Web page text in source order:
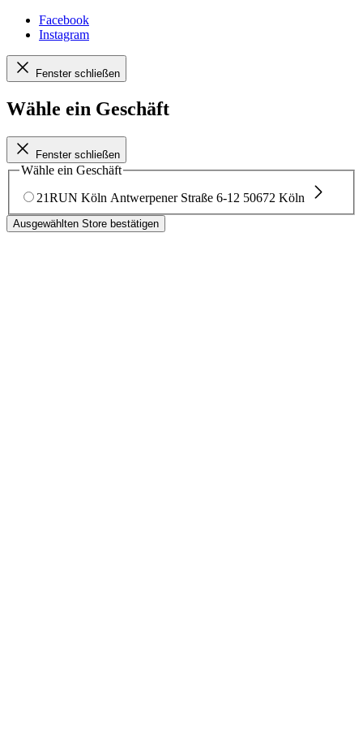
Facebook
Instagram
Fenster schließen
Wähle ein Geschäft
Fenster schließen
Wähle ein Geschäft
21RUN Köln Antwerpener Straße 6-12 50672 Köln
Ausgewählten Store bestätigen